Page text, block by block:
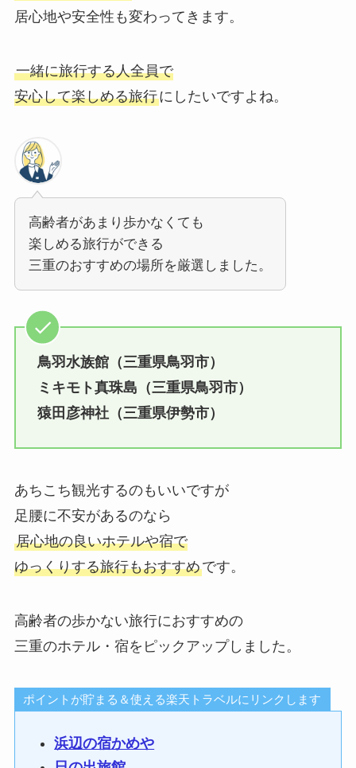
居心地や安全性も変わってきます。
一緒に旅行する人全員で
安心して楽しめる旅行にしたいですよね。
高齢者があまり歩かなくても
楽しめる旅行ができる
三重のおすすめの場所を厳選しました。
鳥羽水族館（三重県鳥羽市）
ミキモト真珠島（三重県鳥羽市）
猿田彦神社（三重県伊勢市）
あちこち観光するのもいいですが
足腰に不安があるのなら
居心地の良いホテルや宿で
ゆっくりする旅行もおすすめです。
高齢者の歩かない旅行におすすめの
三重のホテル・宿をピックアップしました。
ポイントが貯まる＆使える楽天トラベルにリンクします
浜辺の宿かめや